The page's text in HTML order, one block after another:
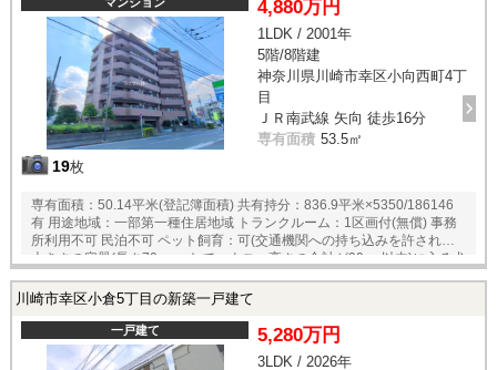
19枚
4,880万円
1LDK / 2001年
5階/8階建
神奈川県川崎市幸区小向西町4丁
目
ＪＲ南武線 矢向 徒歩16分
専有面積 53.5㎡
専有面積：50.14平米(登記簿面積) 共有持分：836.9平米×5350/186146
有 用途地域：一部第一種住居地域 トランクルーム：1区画付(無償) 事務
所利用不可 民泊不可 ペット飼育：可(交通機関への持ち込みを許される
大きさの容器(長さ70cm、たて、よこ、高さの合計が90cm以内)に入る犬
川崎市幸区小倉5丁目の新築一戸建て
一戸建て 5,280万円
3LDK / 2026年